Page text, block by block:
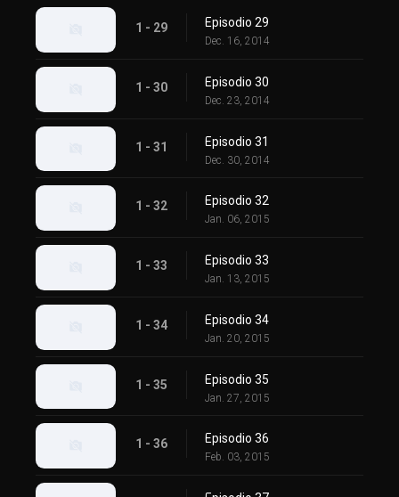
1 - 29 Episodio 29
Dec. 16, 2014
1 - 30 Episodio 30
Dec. 23, 2014
1 - 31 Episodio 31
Dec. 30, 2014
1 - 32 Episodio 32
Jan. 06, 2015
1 - 33 Episodio 33
Jan. 13, 2015
1 - 34 Episodio 34
Jan. 20, 2015
1 - 35 Episodio 35
Jan. 27, 2015
1 - 36 Episodio 36
Feb. 03, 2015